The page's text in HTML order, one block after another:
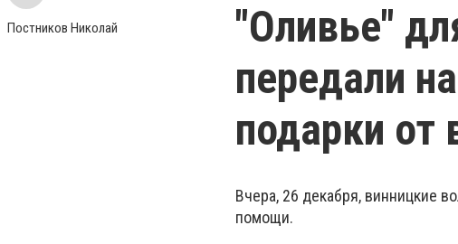
Постников Николай
"Оливье"
передали
подарки
Вчера, 26 декабря, винницкие
помощи.